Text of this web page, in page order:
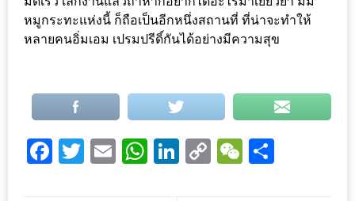
ฟรี
ที่
เชียงใหม่
ฟรี
2
ท่าน
หมูกระทะแห่งนี้ ก็ถือเป็นอีกหนึ่งสถานที่ ที่น่าจะทำให้
หลายคนอิ่มเอม เปรมปรีดิ์กันได้อย่างมีความสุข
Facebook
Twitter
EmailWhatsApp
LinkedIn
CopyWeChat